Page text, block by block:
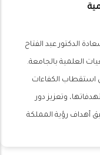
الدكتور عبد الفتاح
العلمية بالجامعة.
استقطاب الكفاءات
وتعزيز دور
أهداف رؤية المملكة